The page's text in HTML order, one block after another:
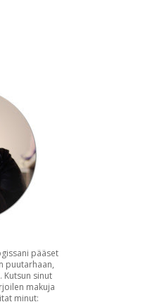
pääset
puutarhaan,
Kutsun sinut
makuja
minut: